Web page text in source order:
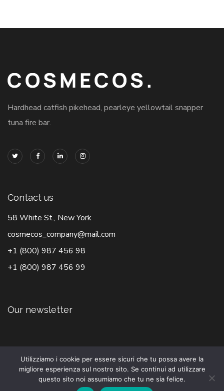
Hardhead catfish pikehead, pearleye yellowtail snapper
tuna fire bar.
Contact us
58 White St., New York
cosmecos_company@mail.com
+1 (800) 987 456 98
+1 (800) 987 456 99
Our newsletter
© 2021 Profumeria Moris - Piva 00584300073
Utilizziamo i cookie per essere sicuri che tu possa avere la
migliore esperienza sul nostro sito. Se continui ad utilizzare
questo sito noi assumiamo che tu ne sia felice.